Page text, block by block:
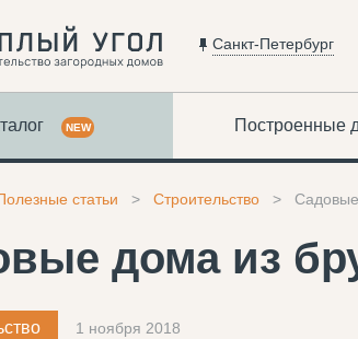
Санкт-Петербург
NEW Построенные
статьи Строительство
дома из
1 ноября 2018